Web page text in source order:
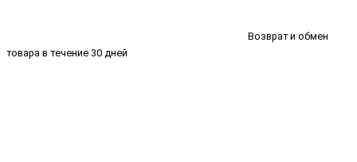
Возврат и обмен
товара в течение 30 дней